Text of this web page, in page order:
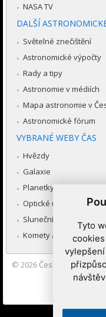
Tyto
NASA TV
DALŠÍ
Světelné znečištění
Astronomické výpočty
Rady a tipy
Astronomie v médiích
Mapa astronomie v
Astronomické fórum
VYBRANÉ WEBY ČAS
Hvězdy
Galaxie
Planetky
Optické úkazy v
Sluneční soustava
Komety a meteory
© 2026 Česká
Brno